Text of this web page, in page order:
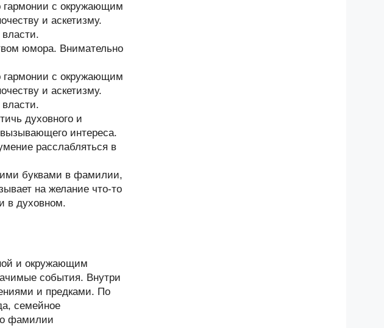
гармонии с окружающим
и аскетизму.
юмора. Внимательно
гармонии с окружающим
и аскетизму.
духовного и
интереса.
расслабляться в
буквами в фамилии,
на желание что-то
в духовном.
и окружающим
события. Внутри
и предками. По
семейное
фамилии